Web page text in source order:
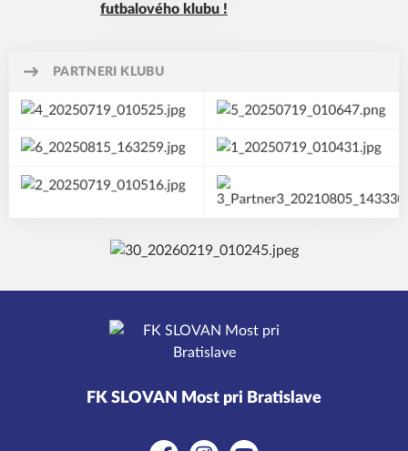
futbalového klubu !
PARTNERI KLUBU
FK SLOVAN Most pri Bratislave